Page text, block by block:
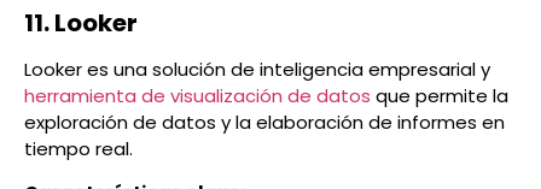
11. Looker
Looker es una solución de inteligencia empresarial y
herramienta de visualización de datos que permite la
exploración de datos y la elaboración de informes en
tiempo real.